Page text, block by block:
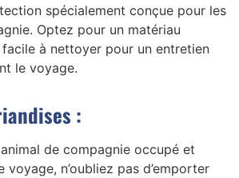
spécialement conçue pour les
Optez pour un matériau
facile à nettoyer pour un entretien
le voyage.
:
de compagnie occupé et
voyage, n’oubliez pas d’emporter